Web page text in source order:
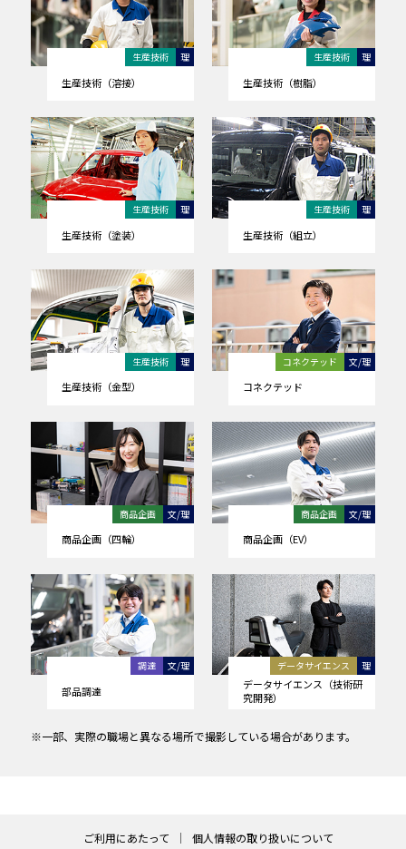
生産技術（溶接）
生産技術 理
生産技術（樹脂）
生産技術 理
生産技術（塗装）
生産技術 理
生産技術（組立）
生産技術 理
生産技術（金型）
生産技術 理
コネクテッド
コネクテッド 文/理
商品企画（四輪）
商品企画 文/理
商品企画（EV）
商品企画 文/理
部品調達
調達 文/理
データサイエンス（技術研
究開発）
データサイエンス 理
※一部、実際の職場と異なる場所で撮影している場合があります。
ご利用にあたって 個人情報の取り扱いについて